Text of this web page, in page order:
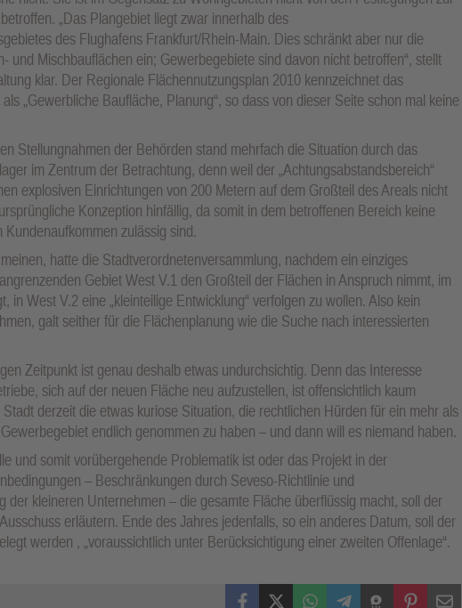
„Das Plangebiet liegt zwar innerhalb des
des Flughafens Frankfurt/Rhein-Main. Dies schränkt aber nur die
und Mischbauflächen ein; Gewerbegebiete sind davon nicht betroffen“, stellt
klar. Der Regionale Flächennutzungsplan 2010 kennzeichnet das
„Gewerbliche Baufläche, Planung“, so dass von dieser Seite schon mal keine
Stellungnahmen der Behörden stand mehrfach die Situation durch das
im Zentrum der Betrachtung, denn weil der „Achtungsabstandsbereich“
explosiven Einrichtungen von 200 Metern auf dem Großteil des Areals nicht
Konzeption hinfällig, da somit in dem betroffenen Bereich keine
zulässig sind.
hatte die Stadtverordnetenversammlung, nachdem ein einziges
Gebiet West V.1 den Großteil der Flächen in Anspruch nimmt, im
in West V.2 eine „kleinteilige Entwicklung“ verfolgen zu wollen. Also kein
galt seither für die Flächenplanung wie die Suche nach interessierten
Zeitpunkt ist genau deshalb etwas undurchsichtig. Denn das Interesse
sich auf der neuen Fläche neu aufzustellen, ist offensichtlich kaum
derzeit die etwas kuriose Situation, die rechtlichen Hürden für ein mehr als
endlich genommen zu haben – und dann will es niemand haben.
und somit vorübergehende Problematik ist oder das Projekt in der
– Beschränkungen durch Seveso-Richtlinie und
der kleineren Unternehmen – die gesamte Fläche überflüssig macht, soll der
erläutern. Ende des Jahres jedenfalls, so ein anderes Datum, soll der
werden , „voraussichtlich unter Berücksichtigung einer zweiten Offenlage“.
FacebookX (Twitter)WhatsAppTelegramThreemaPinterestMail